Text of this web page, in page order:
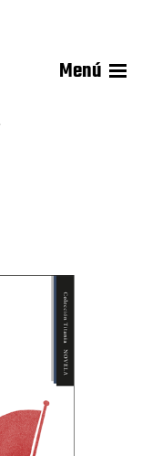
Menú